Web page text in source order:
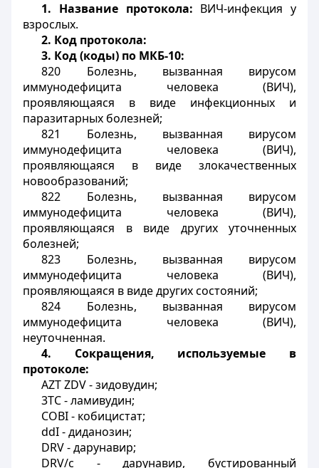
1. Название протокола: ВИЧ-инфекция у
взрослых.
2. Код протокола:
3. Код (коды) по МКБ-10:
820 Болезнь, вызванная вирусом
иммунодефицита человека (ВИЧ),
проявляющаяся в виде инфекционных и
паразитарных болезней;
821 Болезнь, вызванная вирусом
иммунодефицита человека (ВИЧ),
проявляющаяся в виде злокачественных
новообразований;
822 Болезнь, вызванная вирусом
иммунодефицита человека (ВИЧ),
проявляющаяся в виде других уточненных
болезней;
823 Болезнь, вызванная вирусом
иммунодефицита человека (ВИЧ),
проявляющаяся в виде других состояний;
824 Болезнь, вызванная вирусом
иммунодефицита человека (ВИЧ),
неуточненная.
4. Сокращения, используемые в
протоколе:
AZT ZDV- зидовудин;
3ТС - ламивудин;
COBI- кобицистат;
ddI- диданозин;
DRV- дарунавир;
DRV/c - дарунавир, бустированный